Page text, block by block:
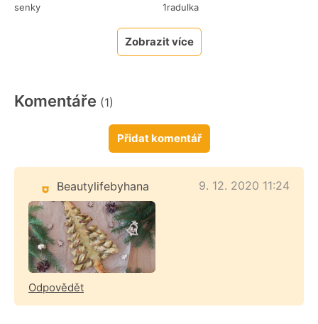
senky
1radulka
Zobrazit více
Komentáře (1)
Přidat komentář
Beautylifebyhana 9. 12. 2020 11:24
Odpovědět